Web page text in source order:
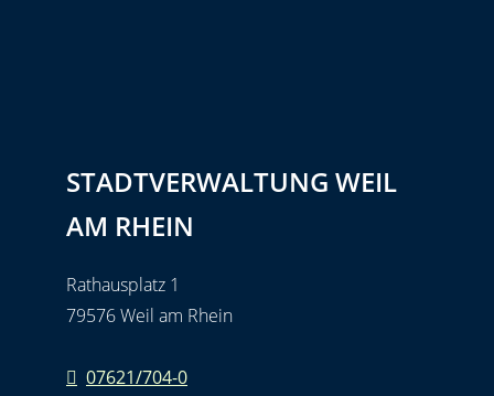
STADTVERWALTUNG WEIL
AM RHEIN
Rathausplatz 1
79576 Weil am Rhein
07621/704-0